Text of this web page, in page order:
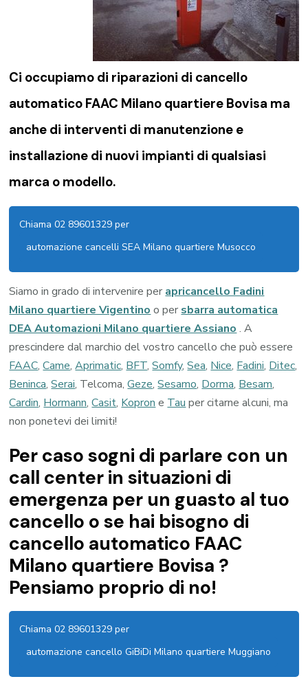
Ci occupiamo di riparazioni di cancello
automatico FAAC Milano quartiere Bovisa ma
anche di interventi di manutenzione e
installazione di nuovi impianti di qualsiasi
marca o modello.
Chiama 02 89601329 per
automazione cancelli SEA Milano quartiere Musocco
Siamo in grado di intervenire per apricancello Fadini
Milano quartiere Vigentino o per sbarra automatica
DEA Automazioni Milano quartiere Assiano . A
prescindere dal marchio del vostro cancello che può essere
FAAC,Came,Aprimatic, BFT,Somfy,Sea, Nice, Fadini, Ditec,
Beninca,Serai, Telcoma,Geze,Sesamo, Dorma, Besam,
Cardin, Hormann,Casit, Kopron e Tau per citarne alcuni, ma
non ponetevi dei limiti!
Per caso sogni di parlare con un
call center in situazioni di
emergenza per un guasto al tuo
cancello o se hai bisogno di
cancello automatico FAAC
Milano quartiere Bovisa ?
Pensiamo proprio di no!
Chiama 02 89601329 per
automazione cancello GiBiDi Milano quartiere Muggiano